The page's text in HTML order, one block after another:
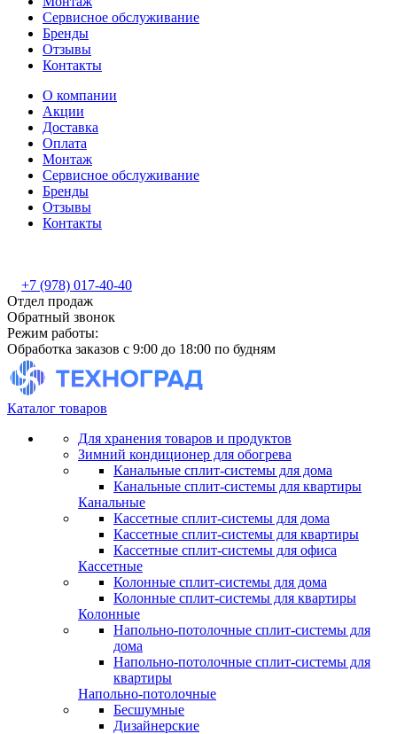
Сервисное обслуживание
Бренды
Отзывы
Контакты
О компании
Акции
Доставка
Оплата
Монтаж
Сервисное обслуживание
Бренды
Отзывы
Контакты
+7 (978) 017-40-40
Отдел продаж
Обратный звонок
Режим работы:
Обработка заказов с 9:00 до 18:00 по будням
Каталог товаров
Для хранения товаров и продуктов
Зимний кондиционер для обогрева
Канальные сплит-системы для дома
Канальные сплит-системы для квартиры
Канальные
Кассетные сплит-системы для дома
Кассетные сплит-системы для квартиры
Кассетные сплит-системы для офиса
Кассетные
Колонные сплит-системы для дома
Колонные сплит-системы для квартиры
Колонные
Напольно-потолочные сплит-системы для
дома
Напольно-потолочные сплит-системы для
квартиры
Напольно-потолочные
Бесшумные
Дизайнерские